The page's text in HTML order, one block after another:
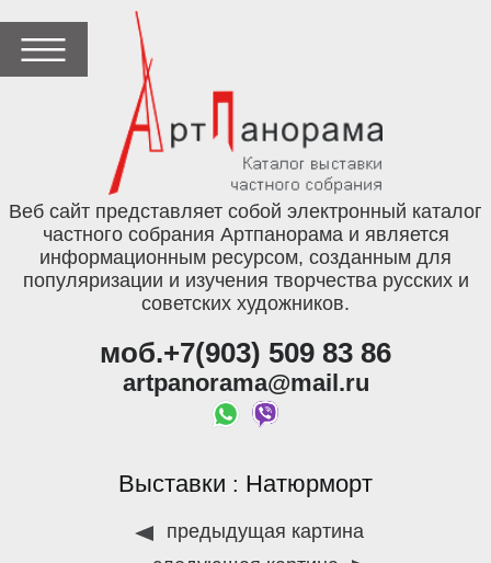
Веб сайт представляет собой электронный каталог
частного собрания Артпанорама и является
информационным ресурсом, созданным для
популяризации и изучения творчества русских и
советских художников.
моб.+7(903) 509 83 86
artpanorama@mail.ru
Выставки : Натюрморт
предыдущая картина